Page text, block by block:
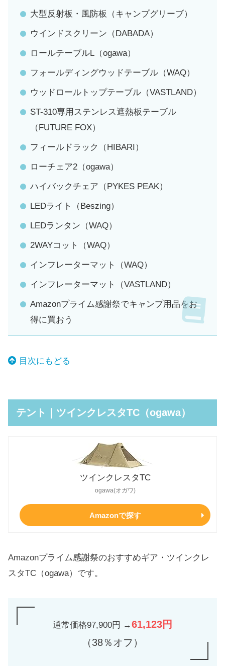
大型反射板・風防板（キャンプグリーブ）
ウインドスクリーン（DABADA）
ロールテーブルL（ogawa）
フォールディングウッドテーブル（WAQ）
ウッドロールトップテーブル（VASTLAND）
ST-310専用ステンレス遮熱板テーブル
（FUTURE FOX）
フィールドラック（HIBARI）
ローチェア2（ogawa）
ハイバックチェア（PYKES PEAK）
LEDライト（Beszing）
LEDランタン（WAQ）
2WAYコット（WAQ）
インフレーターマット（WAQ）
インフレーターマット（VASTLAND）
Amazonプライム感謝祭でキャンプ用品をお
得に買おう
目次にもどる
テント｜ツインクレスタTC（ogawa）
ツインクレスタTC
ogawa(オガワ)
Amazonで探す
Amazonプライム感謝祭のおすすめギア・ツインクレ
スタTC（ogawa）です。
通常価格97,900円 →61,123円
（38％オフ）